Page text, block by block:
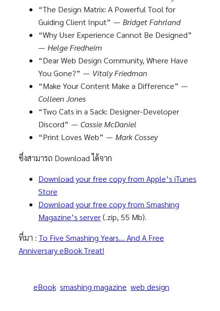
“The Design Matrix: A Powerful Tool for
Guiding Client Input” — Bridget Fahrland
“Why User Experience Cannot Be Designed”
— Helge Fredheim
“Dear Web Design Community, Where Have
You Gone?” — Vitaly Friedman
“Make Your Content Make a Difference” —
Colleen Jones
“Two Cats in a Sack: Designer-Developer
Discord” — Cassie McDaniel
“Print Loves Web” — Mark Cossey
ซึ่งสามารถ Download ได้จาก
Download your free copy from Apple’s iTunes
Store
Download your free copy from Smashing
Magazine’s server(.zip, 55 Mb).
ที่มา : To Five Smashing Years… And A Free
Anniversary eBook Treat!
eBook smashing magazine web design